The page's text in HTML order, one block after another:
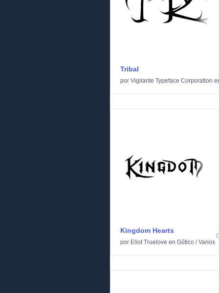
Tribal
por Vigilante Typeface Corporation
Kingdom Hearts
por Eliot Truelove en Gótico /Varios